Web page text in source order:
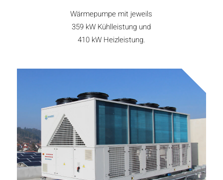
Wärmepumpe mit jeweils
359 kW Kühlleistung und
410 kW Heizleistung.